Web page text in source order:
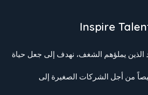
Inspire
الذين يملؤهم الشغف، نهدف إلى جعل حياة
من أجل الشركات الصغيرة إلى